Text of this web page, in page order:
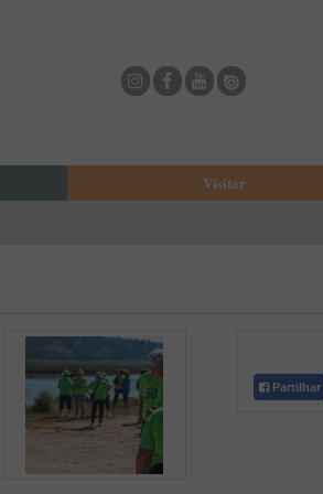
Visitar
Cine-Teatro de Estarreja
Casa-Museu Solheiro Madureira
Eventos
Onde Comer
Onde dormir
Partilhar